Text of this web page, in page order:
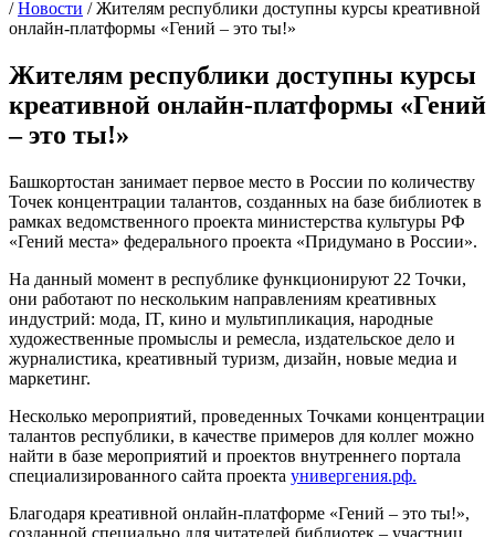
/Новости /Жителям республики доступны курсы креативной
онлайн-платформы «Гений – это ты!»
Жителям республики доступны курсы
креативной онлайн-платформы «Гений
– это ты!»
Башкортостан занимает первое место в России по количеству
Точек концентрации талантов, созданных на базе библиотек в
рамках ведомственного проекта министерства культуры РФ
«Гений места» федерального проекта «Придумано в России».
На данный момент в республике функционируют 22 Точки,
они работают по нескольким направлениям креативных
индустрий: мода, IT, кино и мультипликация, народные
художественные промыслы и ремесла, издательское дело и
журналистика, креативный туризм, дизайн, новые медиа и
маркетинг.
Несколько мероприятий, проведенных Точками концентрации
талантов республики, в качестве примеров для коллег можно
найти в базе мероприятий и проектов внутреннего портала
специализированного сайта проекта универгения.рф.
Благодаря креативной онлайн-платформе «Гений – это ты!»,
созданной специально для читателей библиотек – участниц